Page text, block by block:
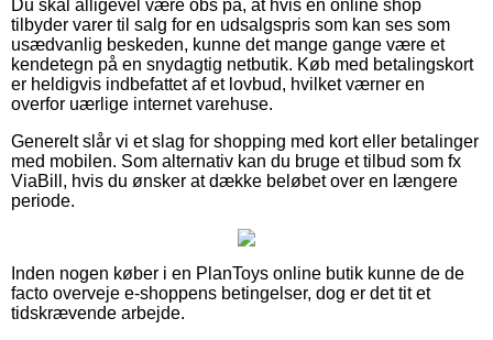
Du skal alligevel være obs på, at hvis en online shop
tilbyder varer til salg for en udsalgspris som kan ses som
usædvanlig beskeden, kunne det mange gange være et
kendetegn på en snydagtig netbutik. Køb med betalingskort
er heldigvis indbefattet af et lovbud, hvilket værner en
overfor uærlige internet varehuse.
Generelt slår vi et slag for shopping med kort eller betalinger
med mobilen. Som alternativ kan du bruge et tilbud som fx
ViaBill, hvis du ønsker at dække beløbet over en længere
periode.
Inden nogen køber i en PlanToys online butik kunne de de
facto overveje e-shoppens betingelser, dog er det tit et
tidskrævende arbejde.